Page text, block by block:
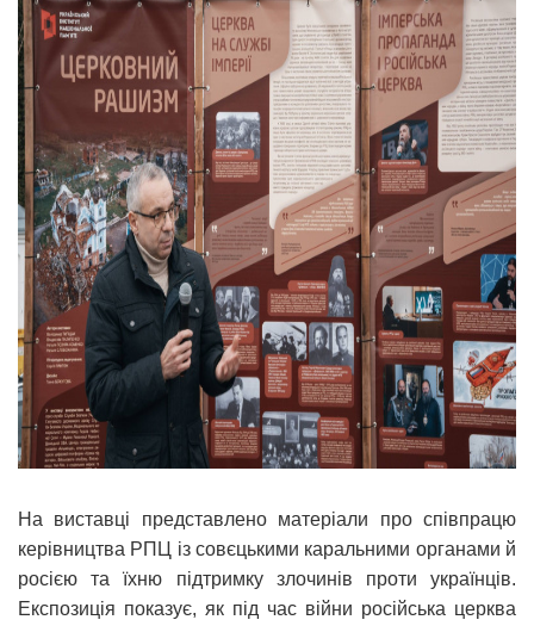
На виставці представлено матеріали про співпрацю
керівництва РПЦ із совєцькими каральними органами й
росією та їхню підтримку злочинів проти українців.
Експозиція показує, як під час війни російська церква